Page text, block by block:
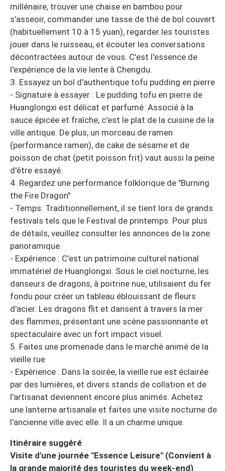
millénaire, trouver une chaise en bambou pour
s'asseoir, commander une tasse de thé de bol couvert
(habituellement 10 à 15 yuan), regarder les touristes
jouer dans le ruisseau, et écouter les conversations
décontractées autour de vous. C'est l'essence de
l'expérience de la vie lente à Chengdu.
3. Essayez un bol d'authentique tofu pudding en pierre
- Signature à essayer : Le pudding tofu en pierre de
Huanglongxi est délicat et parfumé. Associé à la
sauce épicée et fraîche, c'est le plat de la cuisine de la
ville antique. De plus, un morceau de ramen
(performance ramen), de cake de sésame et de
poisson de chat (petit poisson frit) vaut aussi la peine
d'être essayé.
4. Regardez une performance folklorique de "Burning
the Fire Dragon"
- Temps: Traditionnellement, il se tient lors de grands
festivals tels que le Festival de printemps. Pour plus
de détails, veuillez consulter les annonces de la zone
panoramique.
- Expérience : C'est un patrimoine culturel national
immatériel de Huanglongxi. Sous le ciel nocturne, les
danseurs de dragons, à poitrine nue, utilisaient du fer
fondu pour créer un tableau éblouissant de fleurs
d'acier. Les dragons flit et dansent à travers la mer
des flammes, présentant une scène passionnante et
spectaculaire avec un fort impact visuel.
5. Faites une promenade dans le marché animé de la
vieille rue
- Expérience : Dans la soirée, la vieille rue est éclairée
par des lumières, et divers stands de collation et de
l'artisanat deviennent encore plus animés. Achetez
une lanterne artisanale et faites une visite nocturne de
l'ancienne ville avec elle. Il a un charme unique.
Itinéraire suggéré
Visite d'une journée "Essence Leisure" (Convient à
la grande majorité des touristes du week-end)